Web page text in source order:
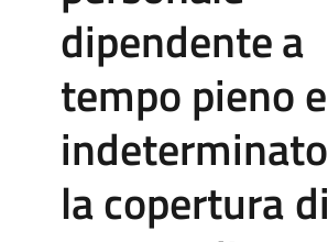
dipendentea
tempopienoe
indeterminato
lacoperturadi